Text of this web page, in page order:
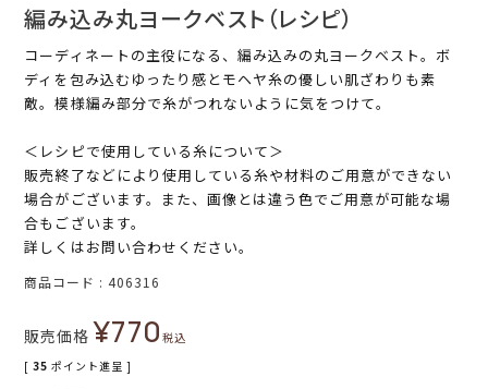
編み込み丸ヨークベスト（レシピ）
コーディネートの主役になる、編み込みの丸ヨークベスト。ボ
ディを包み込むゆったり感とモヘヤ糸の優しい肌ざわりも素
敵。模様編み部分で糸がつれないように気をつけて。
＜レシピで使用している糸について＞
販売終了などにより使用している糸や材料のご用意ができない
場合がございます。また、画像とは違う色でご用意が可能な場
合もございます。
詳しくはお問い合わせください。
商品コード 406316
販売価格 ¥770税込
[ 35 ポイント進呈 ]